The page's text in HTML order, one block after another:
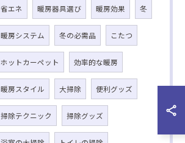
省エネ 暖房器具選び 暖房効果 冬
暖房システム 冬の必需品 こたつ
ホットカーペット 効率的な暖房
暖房スタイル 大掃除 便利グッズ
掃除テクニック 掃除グッズ